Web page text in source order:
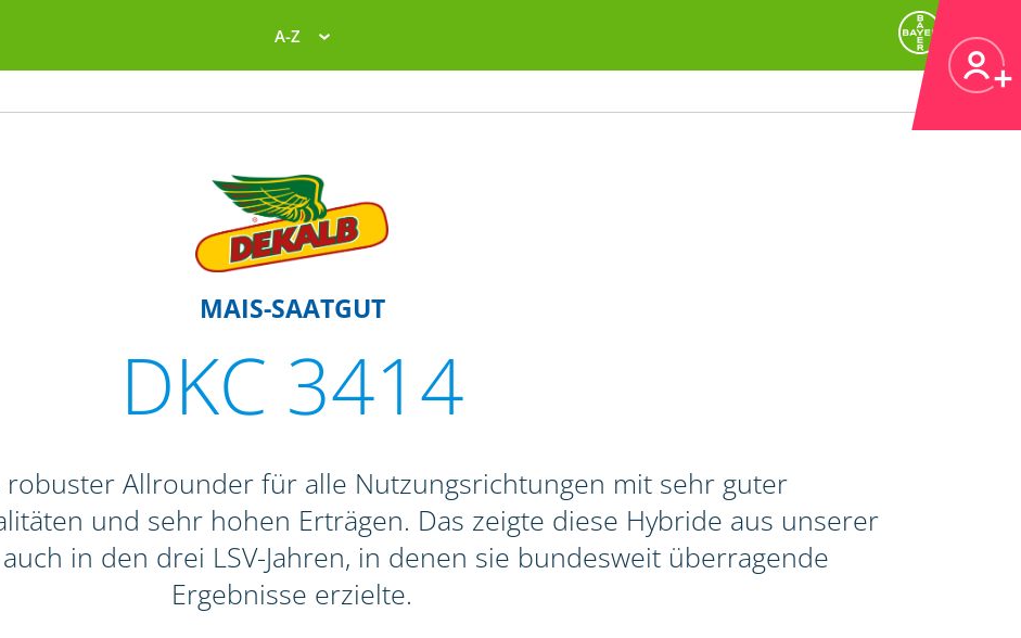
A-Z
MAIS-SAATGUT
DKC 3414
robuster Allrounder für alle Nutzungsrichtungen mit sehr guter
und sehr hohen Erträgen. Das zeigte diese Hybride aus unserer
in den drei LSV-Jahren, in denen sie bundesweit überragende
Ergebnisse erzielte.